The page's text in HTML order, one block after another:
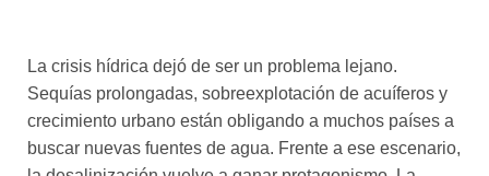
La crisis hídrica dejó de ser un problema lejano.
Sequías prolongadas, sobreexplotación de acuíferos y
crecimiento urbano están obligando a muchos países a
buscar nuevas fuentes de agua. Frente a ese escenario,